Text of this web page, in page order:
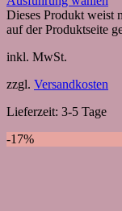
Dieses Produkt weist
auf der Produktseite
inkl. MwSt.
zzgl. Versandkosten
Lieferzeit: 3-5 Tage
-17%